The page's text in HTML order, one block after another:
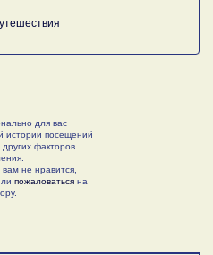
для вас
истории посещений
факторов.
не нравится,
пожаловаться на